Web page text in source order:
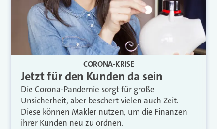
CORONA-KRISE
Jetzt für den Kunden da sein
Die Corona-Pandemie sorgt für große
Unsicherheit, aber beschert vielen auch Zeit.
Diese können Makler nutzen, um die Finanzen
ihrer Kunden neu zu ordnen.